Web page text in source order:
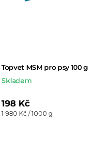
Topvet MSM pro psy 100 g
Skladem
198 Kč
Měrná
1 980 Kč / 1000 g